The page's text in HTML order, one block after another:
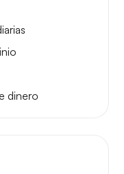
dinero